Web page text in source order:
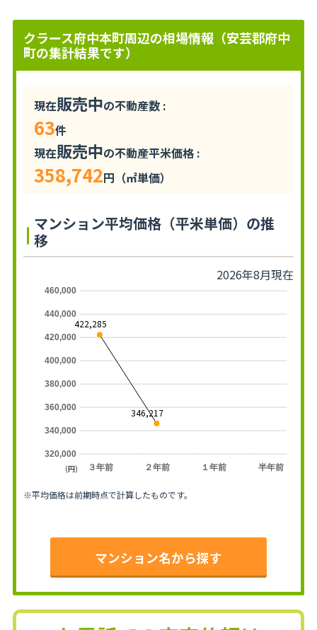
クラース府中本町周辺の相場情報（安芸郡府中
町の集計結果です）
現在販売中の不動産数 :
63件
現在販売中の不動産平米価格 :
358,742円（㎡単価）
マンション平均価格（平米単価）の推
移
2026年8月現在
３年前 ２年前 １年前 半年前
320,000
340,000
360,000
380,000
400,000
420,000
440,000
460,000
422,285
346,217
(円)
※平均価格は前期時点で計算したものです。
マンション名から探す